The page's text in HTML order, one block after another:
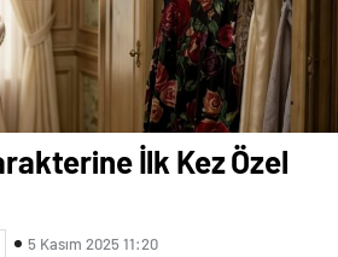
İlk Kez Özel
5 Kasım 2025 11:20